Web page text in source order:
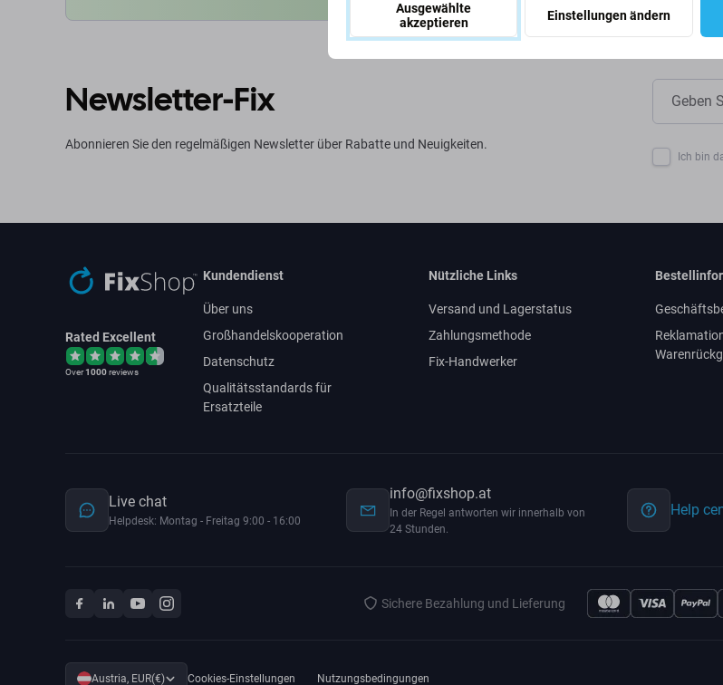
Newsletter-Fix
Abonnieren Sie den regelmäßigen Newsletter über Rabatte und Neuigkeiten.
Ich bin
Rated Excellent
Over1000reviews
Kundendienst
Über uns
Großhandelskooperation
Datenschutz
Qualitätsstandards für
Ersatzteile
Nützliche Links
Versand und Lagerstatus
Zahlungsmethode
Fix-Handwerker
Live chat
Helpdesk: Montag - Freitag 9:00 - 16:00
info@fixshop.at
In der Regel antworten wir innerhalb von
24 Stunden.
Help
Sichere Bezahlung und Lieferung
Austria, EUR(€) Cookies-Einstellungen Nutzungsbedingungen
Ausgewählte
akzeptieren
Einstellungen ändern